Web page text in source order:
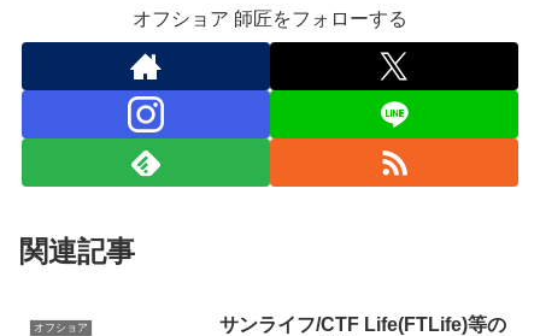
オフショア 師匠をフォローする
関連記事
オフショア
サンライフ/CTF Life(FTLife)等の